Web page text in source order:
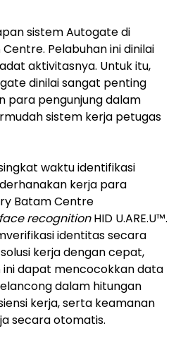
sistem Autogate di
Pelabuhan ini dinilai
aktivitasnya. Untuk itu,
dinilai sangat penting
para pengunjung dalam
sistem kerja petugas
waktu identifikasi
kerja para
Batam Centre
face recognitionHID U.ARE.U™.
identitas secara
kerja dengan cepat,
ini dapat mencocokkan data
dalam hitungan
kerja, serta keamanan
secara otomatis.